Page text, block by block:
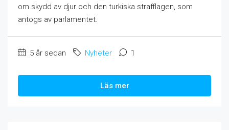
om skydd av djur och den turkiska strafflagen, som
antogs av parlamentet.
5 år sedan Nyheter 1
Läs mer